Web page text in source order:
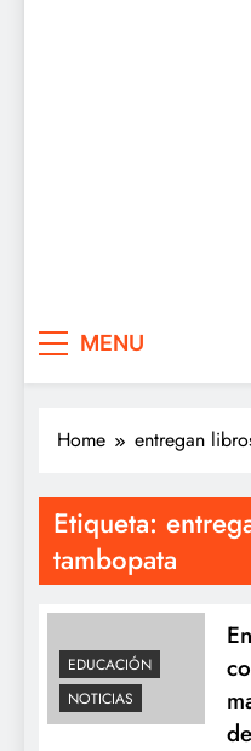
MENU
Home entregan
Etiqueta:
tambopata
EDUCACIÓN
NOTICIAS